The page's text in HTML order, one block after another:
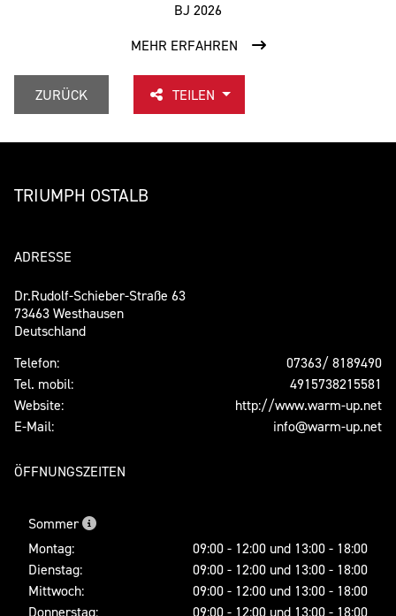
BJ 2026
MEHR ERFAHREN
ZURÜCK TEILEN
TRIUMPH OSTALB
ADRESSE
Dr.Rudolf-Schieber-Straße 63
73463 Westhausen
Deutschland
Telefon:
07363/ 8189490
Tel. mobil:
4915738215581
Website:
http://www.warm-up.net
E-Mail:
info@warm-up.net
ÖFFNUNGSZEITEN
Sommer
Montag:
09:00 - 12:00 und 13:00 - 18:00
Dienstag:
09:00 - 12:00 und 13:00 - 18:00
Mittwoch:
09:00 - 12:00 und 13:00 - 18:00
Donnerstag:
09:00 - 12:00 und 13:00 - 18:00